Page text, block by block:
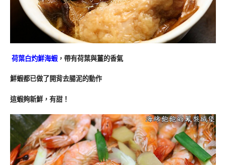
荷葉白灼鮮海蝦 ，帶有荷葉與薑的香氣
鮮蝦都已做了開背去腸泥的動作
這蝦夠新鮮，有甜！